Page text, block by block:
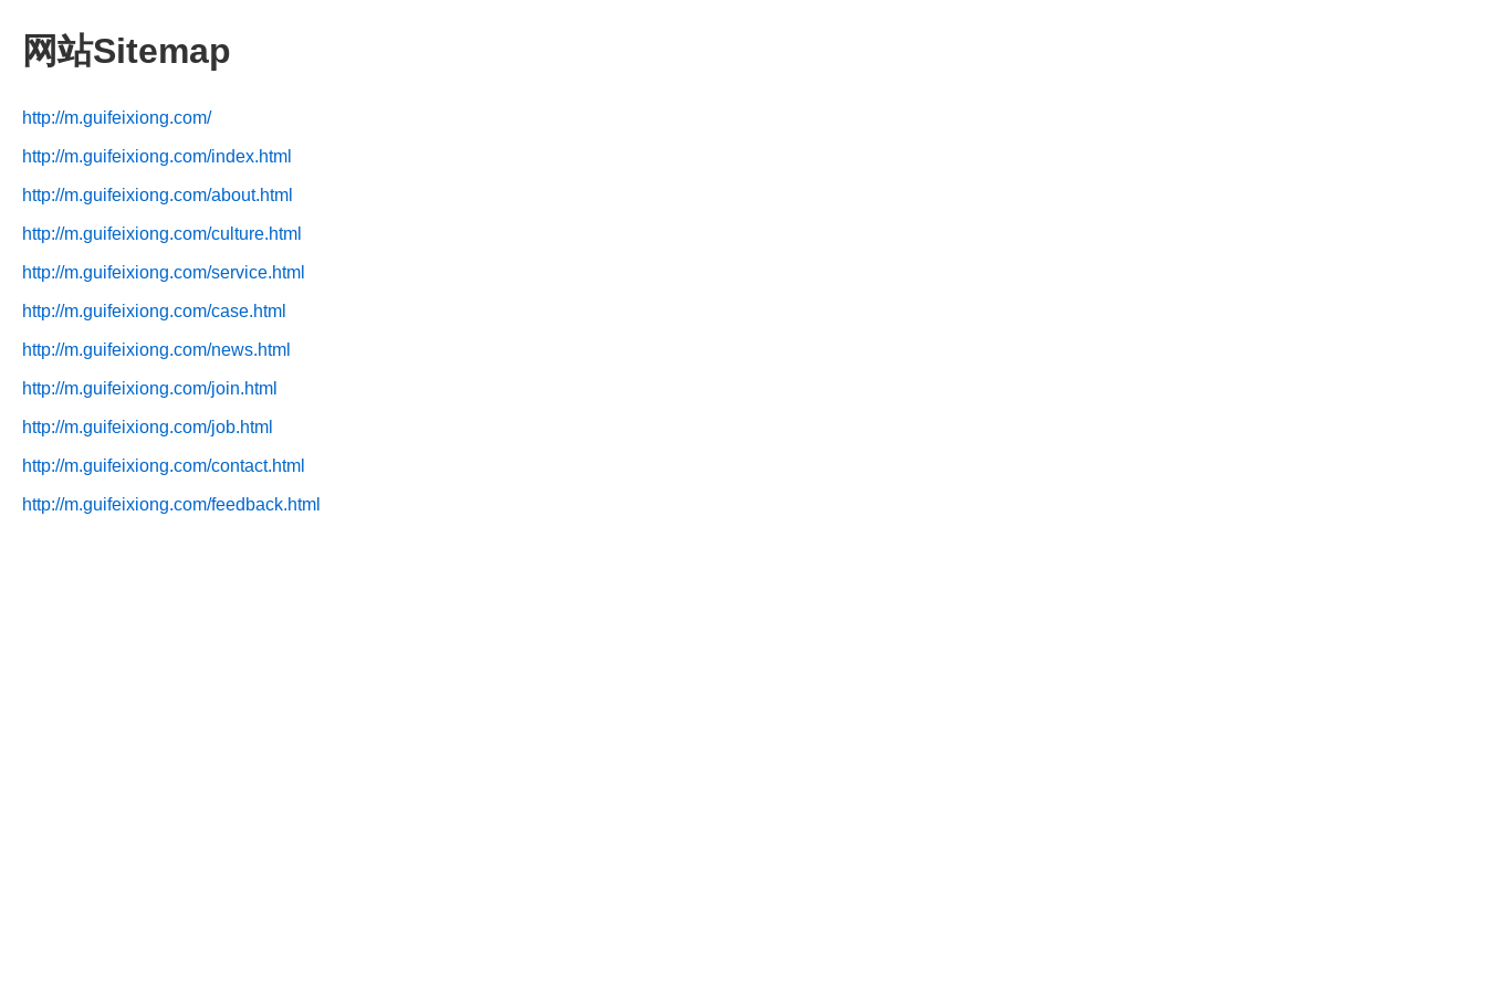
网站Sitemap
http://m.guifeixiong.com/
http://m.guifeixiong.com/index.html
http://m.guifeixiong.com/about.html
http://m.guifeixiong.com/culture.html
http://m.guifeixiong.com/service.html
http://m.guifeixiong.com/case.html
http://m.guifeixiong.com/news.html
http://m.guifeixiong.com/join.html
http://m.guifeixiong.com/job.html
http://m.guifeixiong.com/contact.html
http://m.guifeixiong.com/feedback.html